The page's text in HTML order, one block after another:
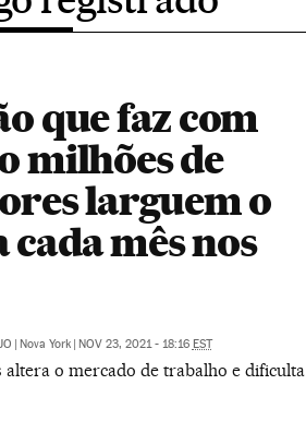
que faz com
milhões de
larguem o
cada mês nos
| Nova York | NOV 23, 2021 - 18:16 EST
altera o mercado de trabalho e dificulta